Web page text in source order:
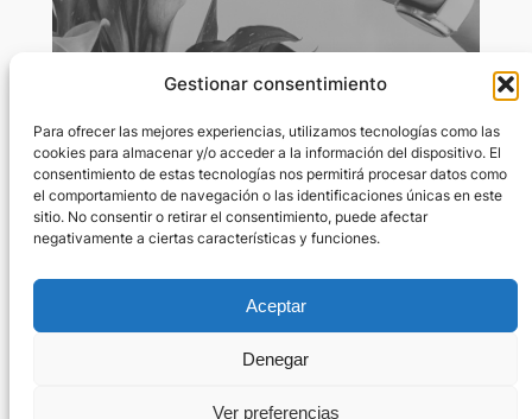
Gestionar consentimiento
Para ofrecer las mejores experiencias, utilizamos tecnologías como las
cookies para almacenar y/o acceder a la información del dispositivo. El
consentimiento de estas tecnologías nos permitirá procesar datos como
el comportamiento de navegación o las identificaciones únicas en este
sitio. No consentir o retirar el consentimiento, puede afectar
negativamente a ciertas características y funciones.
Aceptar
Denegar
Ver preferencias
Enero: Detox físico y emocional
Dic 31, 2024—porMarta Rivas Rius
enRetos mensuales
Contenido restringido. Inicia sesión para visualizar el
contenido. Si no tienes cuenta, ¡únete a nosotras!.